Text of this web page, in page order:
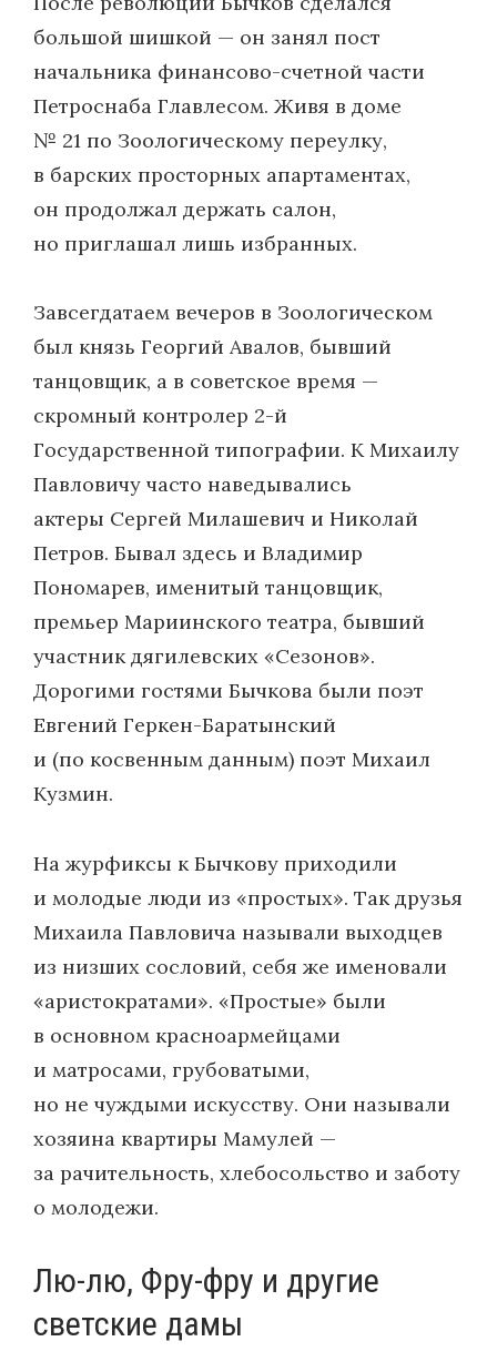
большой шишкой — он занял пост
начальника финансово-счетной части
Петроснаба Главлесом. Живя в доме
№ 21 по Зоологическому переулку,
в барских просторных апартаментах,
он продолжал держать салон,
но приглашал лишь избранных.
Завсегдатаем вечеров в Зоологическом
был князь Георгий Авалов, бывший
танцовщик, а в советское время —
скромный контролер 2-й
Государственной типографии. К Михаилу
Павловичу часто наведывались
актеры Сергей Мила­шевич и Николай
Петров. Бывал здесь и Владимир
Пономарев, именитый танцовщик,
премьер Мариинского театра, бывший
участник дягилевских «Сезонов».
Дорогими гостями Бычкова были поэт
Евгений Геркен-Баратын­ский
и (по косвенным данным) поэт Михаил
Кузмин.
На журфиксы к Бычкову приходили
и молодые люди из «простых». Так друзья
Михаила Павловича называли выходцев
из низших сословий, себя же именовали
«аристократами». «Простые» были
в основном красноармейцами
и матросами, грубоватыми,
но не чуждыми искусству. Они называли
хозяина квартиры Мамулей —
за рачительность, хлебосольство и заботу
о молодежи.
Лю-лю, Фру-фру и другие
светские дамы